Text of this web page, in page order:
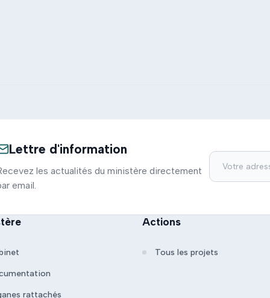
Lettre d'information
les actualités du ministère directement
email.
rattachés
Actions
Tous les projets